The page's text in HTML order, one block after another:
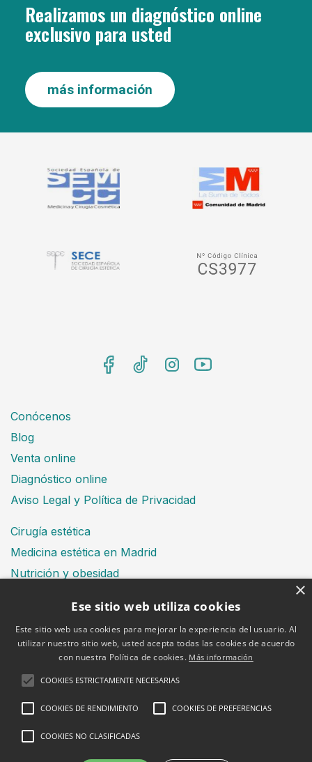
Realizamos un diagnóstico online
exclusivo para usted
más información
Conócenos
Blog
Venta online
Diagnóstico online
Aviso Legal y Política de Privacidad
Cirugía estética
Medicina estética en Madrid
Nutrición y obesidad
Financiación
Política de cookies
2026 © Clínica Bruselas
×
Ese sitio web utiliza cookies
Este sitio web usa cookies para mejorar la experiencia del usuario. Al
utilizar nuestro sitio web, usted acepta todas las cookies de acuerdo
con nuestra Política de cookies. Más información
COOKIES ESTRICTAMENTE NECESARIAS
COOKIES DE RENDIMIENTO COOKIES DE PREFERENCIAS
COOKIES NO CLASIFICADAS